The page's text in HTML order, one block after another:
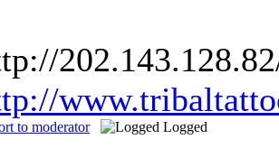
to moderator Logged